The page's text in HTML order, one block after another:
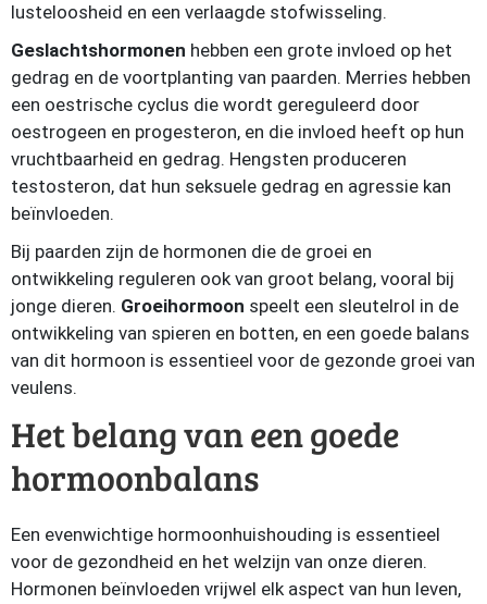
lusteloosheid en een verlaagde stofwisseling.
Geslachtshormonen hebben een grote invloed op het
gedrag en de voortplanting van paarden. Merries hebben
een oestrische cyclus die wordt gereguleerd door
oestrogeen en progesteron, en die invloed heeft op hun
vruchtbaarheid en gedrag. Hengsten produceren
testosteron, dat hun seksuele gedrag en agressie kan
beïnvloeden.
Bij paarden zijn de hormonen die de groei en
ontwikkeling reguleren ook van groot belang, vooral bij
jonge dieren. Groeihormoon speelt een sleutelrol in de
ontwikkeling van spieren en botten, en een goede balans
van dit hormoon is essentieel voor de gezonde groei van
veulens.
Het belang van een goede
hormoonbalans
Een evenwichtige hormoonhuishouding is essentieel
voor de gezondheid en het welzijn van onze dieren.
Hormonen beïnvloeden vrijwel elk aspect van hun leven,